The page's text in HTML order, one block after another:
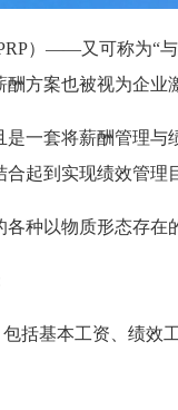
）——又可称为“
方案也被视为企业
一套将薪酬管理与
起到实现绩效管理
以物质形态存在
括基本工资、绩效